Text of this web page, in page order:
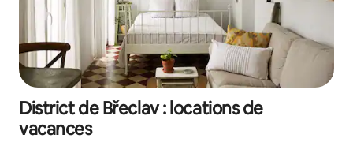
District de Břeclav : locations de
vacances